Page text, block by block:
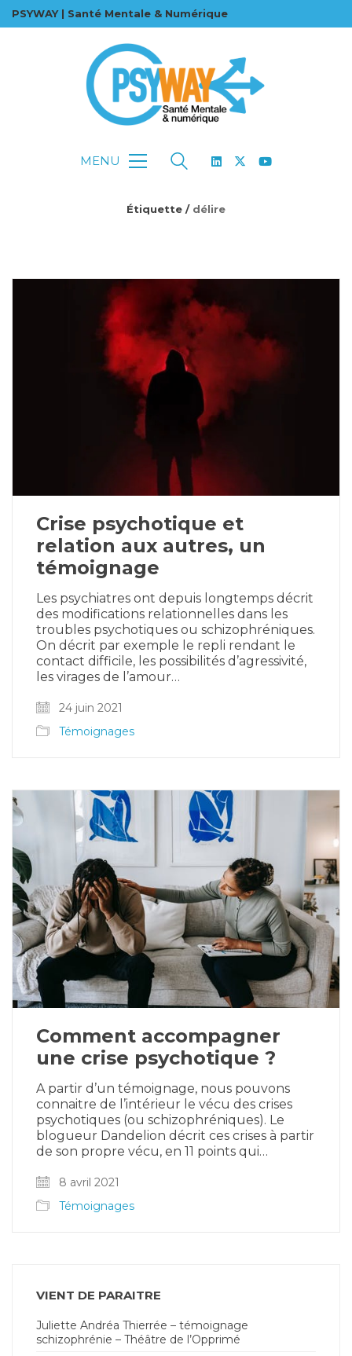
PSYWAY | Santé Mentale & Numérique
MENU
Étiquette / délire
Crise psychotique et
relation aux autres, un
témoignage
Les psychiatres ont depuis longtemps décrit
des modifications relationnelles dans les
troubles psychotiques ou schizophréniques.
On décrit par exemple le repli rendant le
contact difficile, les possibilités d’agressivité,
les virages de l’amour…
24 juin 2021
Témoignages
Comment accompagner
une crise psychotique ?
A partir d’un témoignage, nous pouvons
connaitre de l’intérieur le vécu des crises
psychotiques (ou schizophréniques). Le
blogueur Dandelion décrit ces crises à partir
de son propre vécu, en 11 points qui…
8 avril 2021
Témoignages
VIENT DE PARAITRE
Juliette Andréa Thierrée – témoignage
schizophrénie – Théâtre de l’Opprimé